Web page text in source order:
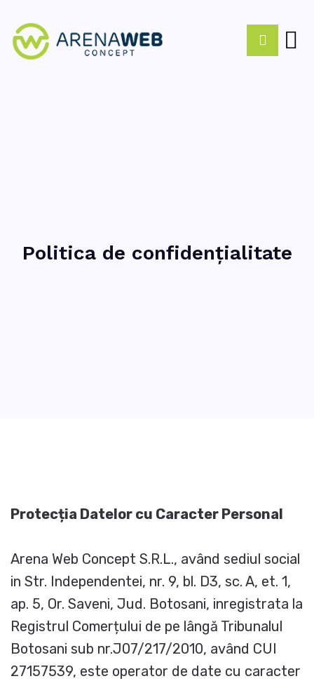
Politica de confidențialitate
Protecția Datelor cu Caracter Personal
Arena Web Concept S.R.L., având sediul social
in Str. Independentei, nr. 9, bl. D3, sc. A, et. 1,
ap. 5, Or. Saveni, Jud. Botosani, inregistrata la
Registrul Comerțului de pe lângă Tribunalul
Botosani sub nr.J07/217/2010, având CUI
27157539, este operator de date cu caracter